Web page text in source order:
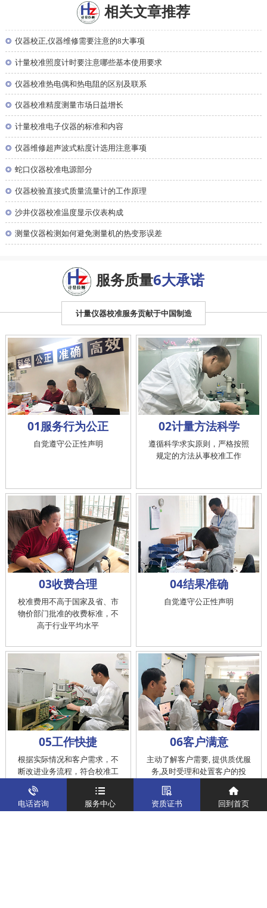
相关文章推荐
◎ 仪器校正,仪器维修需要注意的8大事项
◎ 计量校准照度计时要注意哪些基本使用要求
◎ 仪器校准热电偶和热电阻的区别及联系
◎ 仪器校准精度测量市场日益增长
◎ 计量校准电子仪器的标准和内容
◎ 仪器维修超声波式粘度计选用注意事项
◎ 蛇口仪器校准电源部分
◎ 仪器校验直接式质量流量计的工作原理
◎ 沙井仪器校准温度显示仪表构成
◎ 测量仪器检测如何避免测量机的热变形误差
服务质量6大承诺
计量仪器校准服务贡献于中国制造
01服务行为公正
自觉遵守公正性声明
02计量方法科学
遵循科学求实原则，严格按照
规定的方法从事校准工作
03收费合理
校准费用不高于国家及省、市
物价部门批准的收费标准，不
高于行业平均水平
04结果准确
自觉遵守公正性声明
05工作快捷
根据实际情况和客户需求，不
断改进业务流程，符合校准工
作在服务的时间标准内完成
06客户满意
主动了解客户需要, 提供质优服
务,及时受理和处置客户的投
诉，提供快捷、方便的后续服
电话咨询 服务中心 资质证书 回到首页